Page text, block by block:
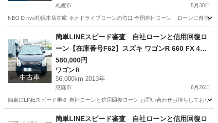
札幌市 5月30日
NEO D rive札幌本店在庫 ネオドライブローンの窓口 全国自社ローン ローンに自信
ミラ ローン
中古車
簡単LINEスピード審査 自社ローンと信用回復ロ
ーン【在庫番号F62】スズキ ワゴンR 660 FX 4W
D/ リース/ス自社分割 /信用回復ローン/自己破産/債
務整理/他社お断りされた方/お電話での仮審査/
580,000円
ワゴンＲ
56,000km 2013年
恵庭市 6月26日
簡単にLINEスピード審査 自社ローンと信用回復ローン お問い合わせお待ちしており
ワゴンＲ ローン
簡単LINEスピード審査 自社ローンと信用回復ロ